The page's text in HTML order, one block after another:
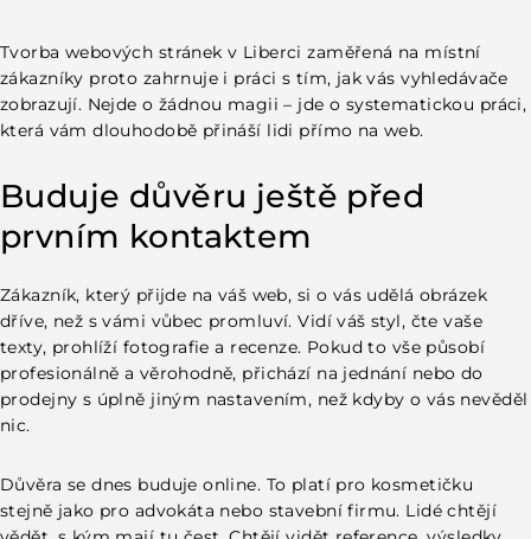
Tvorba webových stránek v Liberci zaměřená na místní
zákazníky proto zahrnuje i práci s tím, jak vás vyhledávače
zobrazují. Nejde o žádnou magii – jde o systematickou práci,
která vám dlouhodobě přináší lidi přímo na web.
Buduje důvěru ještě před
prvním kontaktem
Zákazník, který přijde na váš web, si o vás udělá obrázek
dříve, než s vámi vůbec promluví. Vidí váš styl, čte vaše
texty, prohlíží fotografie a recenze. Pokud to vše působí
profesionálně a věrohodně, přichází na jednání nebo do
prodejny s úplně jiným nastavením, než kdyby o vás nevěděl
nic.
Důvěra se dnes buduje online. To platí pro kosmetičku
stejně jako pro advokáta nebo stavební firmu. Lidé chtějí